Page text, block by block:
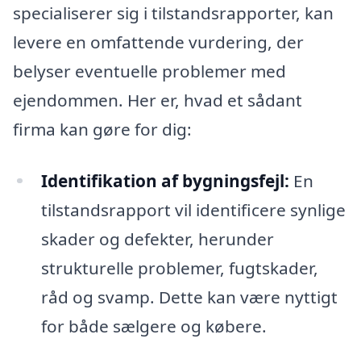
specialiserer sig i tilstandsrapporter, kan
levere en omfattende vurdering, der
belyser eventuelle problemer med
ejendommen. Her er, hvad et sådant
firma kan gøre for dig:
Identifikation af bygningsfejl: En
tilstandsrapport vil identificere synlige
skader og defekter, herunder
strukturelle problemer, fugtskader,
råd og svamp. Dette kan være nyttigt
for både sælgere og købere.